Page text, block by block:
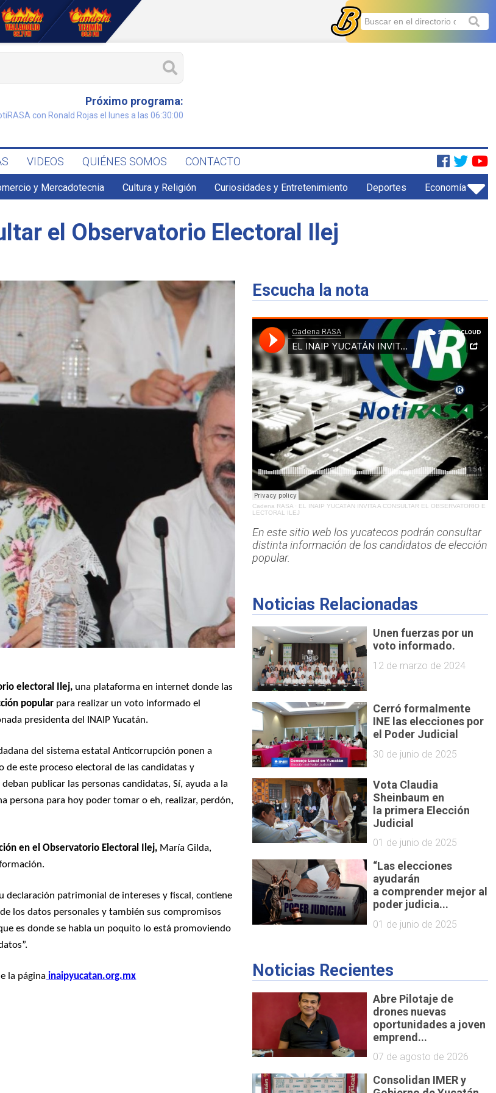
Próximo programa:
con Ronald Rojas el lunes a las 06:30:00
VIDEOS QUIÉNES SOMOS CONTACTO
y Mercadotecnia Cultura y Religión Curiosidades y Entretenimiento Deportes Economía
el Observatorio Electoral Ilej
electoral Ilej, una plataforma en internet donde las
popular para realizar un voto informado el
presidenta del INAIP Yucatán.
del sistema estatal Anticorrupción ponen a
este proceso electoral de las candidatas y
publicar las personas candidatas, Sí, ayuda a la
persona para hoy poder tomar o eh, realizar, perdón,
en el Observatorio Electoral Ilej, María Gilda,
declaración patrimonial de intereses y fiscal, contiene
los datos personales y también sus compromisos
es donde se habla un poquito lo está promoviendo
la página inaipyucatan.org.mx
Escucha la nota
Cadena RASA· EL INAIP YUCATÁN INVITA A CONSULTAR EL OBSERVATORIO E
LECTORAL ILEJ
En este sitio web los yucatecos podrán consultar
distinta información de los candidatos de elección
popular.
Noticias Relacionadas
Unen fuerzas por un
voto informado.
12 de marzo de 2024
Cerró formalmente
INE las elecciones por
el Poder Judicial
30 de junio de 2025
Vota Claudia
Sheinbaum en
la primera Elección
Judicial
01 de junio de 2025
“Las elecciones
ayudarán
a comprender mejor al
poder judicia...
01 de junio de 2025
Noticias Recientes
Abre Pilotaje de
drones nuevas
oportunidades a joven
emprend...
07 de agosto de 2026
Consolidan IMER y